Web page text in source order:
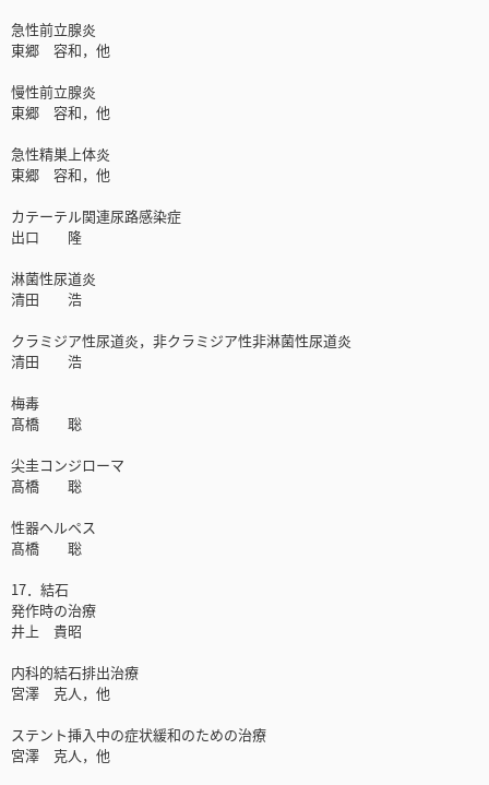
急性前立腺炎
東郷 容和，他
慢性前立腺炎
東郷 容和，他
急性精巣上体炎
東郷 容和，他
カテーテル関連尿路感染症
出口 隆
淋菌性尿道炎
清田 浩
クラミジア性尿道炎，非クラミジア性非淋菌性尿道炎
清田 浩
梅毒
髙橋 聡
尖圭コンジローマ
髙橋 聡
性器ヘルペス
髙橋 聡
17．結石
発作時の治療
井上 貴昭
内科的結石排出治療
宮澤 克人，他
ステント挿入中の症状緩和のための治療
宮澤 克人，他